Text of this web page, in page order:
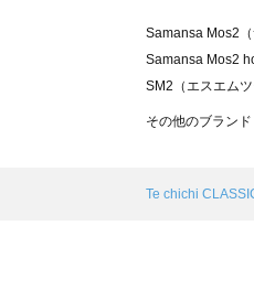
Samansa Mos2
Samansa Mos2
SM2（エスエム
TSUHARU by
Samansa Mos2
その他のブラン
Te chichi